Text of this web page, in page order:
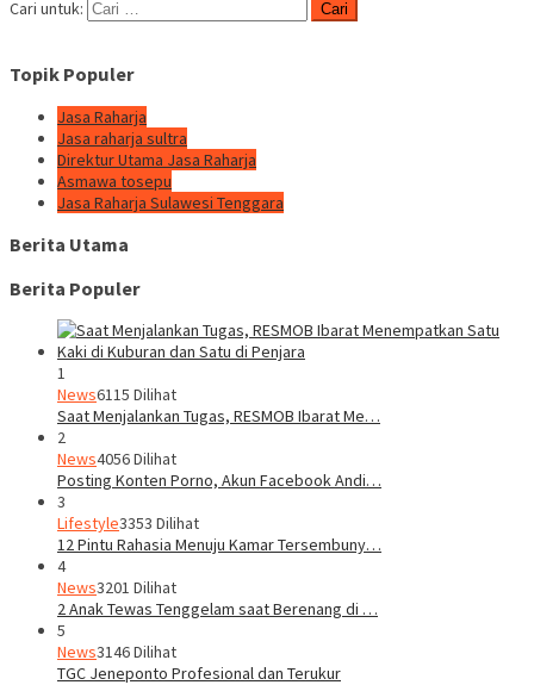
Cari untuk:
Topik Populer
Jasa Raharja
Jasa raharja sultra
Direktur Utama Jasa Raharja
Asmawa tosepu
Jasa Raharja Sulawesi Tenggara
Berita Utama
Berita Populer
1
News6115 Dilihat
Saat Menjalankan Tugas, RESMOB Ibarat Me…
2
News4056 Dilihat
Posting Konten Porno, Akun Facebook Andi…
3
Lifestyle3353 Dilihat
12 Pintu Rahasia Menuju Kamar Tersembuny…
4
News3201 Dilihat
2 Anak Tewas Tenggelam saat Berenang di …
5
News3146 Dilihat
TGC Jeneponto Profesional dan Terukur